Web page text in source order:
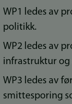
WP1 ledes av
politikk.
WP2 ledes av
infrastruktur og
WP3 ledes av
smittesporing